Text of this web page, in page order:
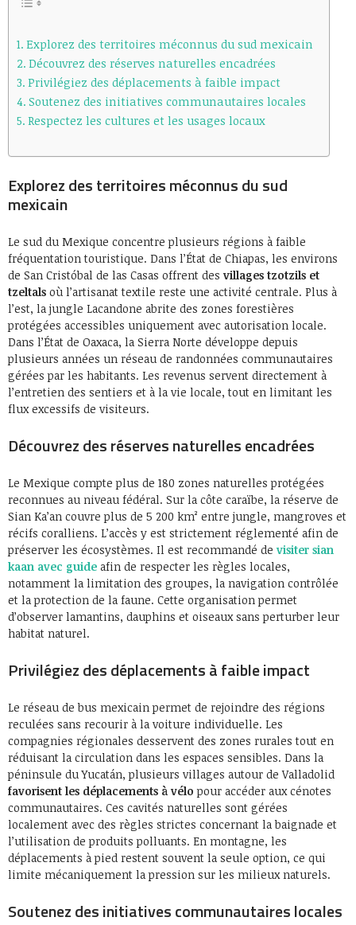
Explorez des territoires méconnus du sud mexicain
Découvrez des réserves naturelles encadrées
Privilégiez des déplacements à faible impact
Soutenez des initiatives communautaires locales
Respectez les cultures et les usages locaux
Explorez des territoires méconnus du sud
mexicain
Le sud du Mexique concentre plusieurs régions à faible
fréquentation touristique. Dans l’État de Chiapas, les environs
de San Cristóbal de las Casas offrent des villages tzotzils et
tzeltals où l’artisanat textile reste une activité centrale. Plus à
l’est, la jungle Lacandone abrite des zones forestières
protégées accessibles uniquement avec autorisation locale.
Dans l’État de Oaxaca, la Sierra Norte développe depuis
plusieurs années un réseau de randonnées communautaires
gérées par les habitants. Les revenus servent directement à
l’entretien des sentiers et à la vie locale, tout en limitant les
flux excessifs de visiteurs.
Découvrez des réserves naturelles encadrées
Le Mexique compte plus de 180 zones naturelles protégées
reconnues au niveau fédéral. Sur la côte caraïbe, la réserve de
Sian Ka’an couvre plus de 5 200 km² entre jungle, mangroves et
récifs coralliens. L’accès y est strictement réglementé afin de
préserver les écosystèmes. Il est recommandé de visiter sian
kaan avec guide afin de respecter les règles locales,
notamment la limitation des groupes, la navigation contrôlée
et la protection de la faune. Cette organisation permet
d’observer lamantins, dauphins et oiseaux sans perturber leur
habitat naturel.
Privilégiez des déplacements à faible impact
Le réseau de bus mexicain permet de rejoindre des régions
reculées sans recourir à la voiture individuelle. Les
compagnies régionales desservent des zones rurales tout en
réduisant la circulation dans les espaces sensibles. Dans la
péninsule du Yucatán, plusieurs villages autour de Valladolid
favorisent les déplacements à vélo pour accéder aux cénotes
communautaires. Ces cavités naturelles sont gérées
localement avec des règles strictes concernant la baignade et
l’utilisation de produits polluants. En montagne, les
déplacements à pied restent souvent la seule option, ce qui
limite mécaniquement la pression sur les milieux naturels.
Soutenez des initiatives communautaires locales